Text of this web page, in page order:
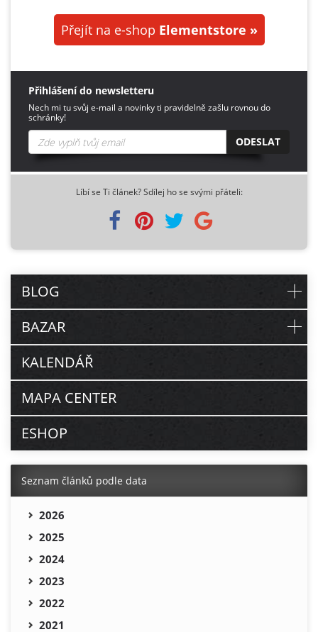
Přejít na e-shop Elementstore »
Přihlášení do newsletteru
Nech mi tu svůj e-mail a novinky ti pravidelně zašlu rovnou do
schránky!
ODESLAT
Líbí se Ti článek? Sdílej ho se svými přáteli:
BLOG
BAZAR
KALENDÁŘ
MAPA CENTER
ESHOP
Seznam článků podle data
2026
2025
2024
2023
2022
2021